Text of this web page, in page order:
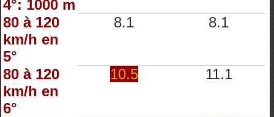
4°: 1000 m
80 à 120
km/h en
5°
8.1 8.1
80 à 120
km/h en
6°
10.5 11.1